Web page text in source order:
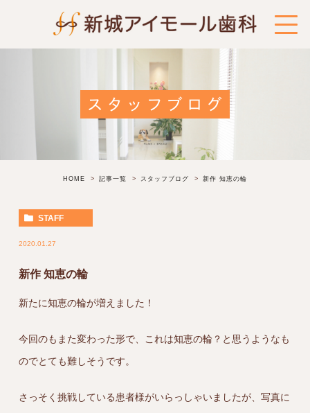
スタッフブログ
HOME 記事一覧 スタッフブログ 新作 知恵の輪
STAFF
2020.01.27
新作 知恵の輪
新たに知恵の輪が増えました！
今回のもまた変わった形で、これは知恵の輪？と思うようなも
のでとても難しそうです。
さっそく挑戦している患者様がいらっしゃいましたが、写真に